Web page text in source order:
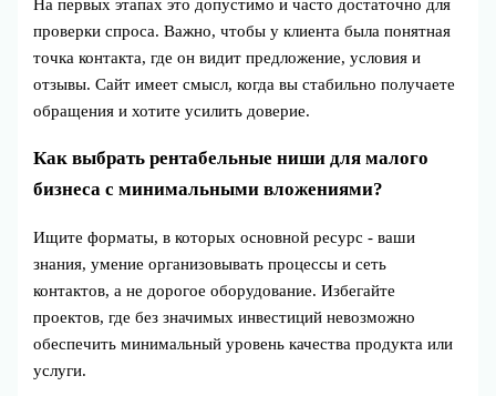
На первых этапах это допустимо и часто достаточно для
проверки спроса. Важно, чтобы у клиента была понятная
точка контакта, где он видит предложение, условия и
отзывы. Сайт имеет смысл, когда вы стабильно получаете
обращения и хотите усилить доверие.
Как выбрать рентабельные ниши для малого
бизнеса с минимальными вложениями?
Ищите форматы, в которых основной ресурс - ваши
знания, умение организовывать процессы и сеть
контактов, а не дорогое оборудование. Избегайте
проектов, где без значимых инвестиций невозможно
обеспечить минимальный уровень качества продукта или
услуги.